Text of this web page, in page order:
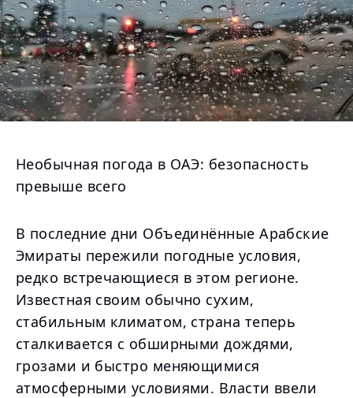
Необычная погода в ОАЭ: безопасность
превыше всего
В последние дни Объединённые Арабские
Эмираты пережили погодные условия,
редко встречающиеся в этом регионе.
Известная своим обычно сухим,
стабильным климатом, страна теперь
сталкивается с обширными дождями,
грозами и быстро меняющимися
атмосферными условиями. Власти ввели